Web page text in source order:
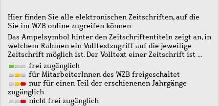
Hier finden Sie alle elektronischen Zeitschriften, auf die
Sie im WZB online zugreifen können.
Das Ampelsymbol hinter den Zeitschriftentiteln zeigt an, in
welchem Rahmen ein Volltextzugriff auf die jeweilige
Zeitschrift möglich ist. Der Volltext einer Zeitschrift ist …
frei zugänglich
für MitarbeiterInnen des WZB freigeschaltet
nur für einen Teil der erschienenen Jahrgänge
zugänglich
nicht frei zugänglich